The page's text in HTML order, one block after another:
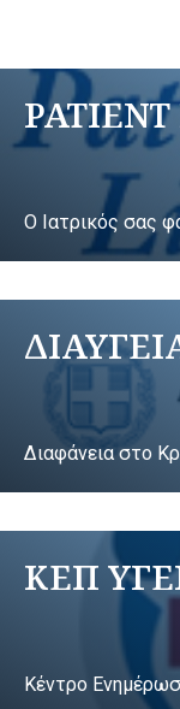
Ο Ιατρικός σας
Διαφάνεια στο
ΚΕΠ
Κέντρο